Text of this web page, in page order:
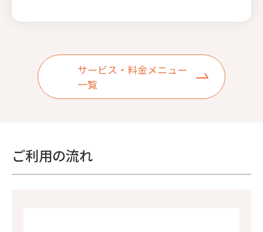
サービス・料金メニュー
一覧
ご利用の流れ